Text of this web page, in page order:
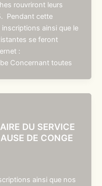
rouvriront leurs
Pendant cette
ainsi que le
se feront
:
Concernant toutes
DU SERVICE
DE CONGE
ainsi que nos